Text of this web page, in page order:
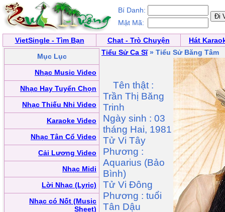
Bí Danh:
Mật Mã:
VietSingle - Tìm Bạn Chat - Trò Chuyện
Hát
Mục Lục
Nhạc Music Video
Nhạc Hay Tuyển Chọn
Nhạc Thiếu Nhi Video
Karaoke Video
Nhạc Tân Cổ Video
Cải Lương Video
Nhạc Midi
Lời Nhạc (Lyric)
Nhạc có Nốt (Music
Sheet)
Tiểu Sử Ca Sĩ» Tiểu Sử Băng Tâm
Tên thật :
Trần Thị Băng
Trinh
Ngày sinh : 03
tháng Hai, 1981
Tử Vi Tây
Phương :
Aquarius (Bảo
Bình)
Tử Vi Đông
Phương : tuổi
Tân Dậu